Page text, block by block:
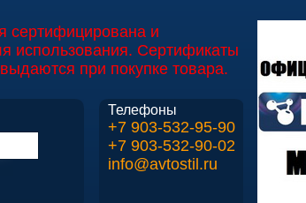
сертифицирована и
использования. Сертификаты
при покупке товара.
Телефоны
+7 903-532-95-90
+7 903-532-90-02
info@avtostil.ru